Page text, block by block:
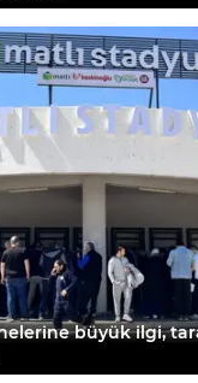
büyük ilgi,